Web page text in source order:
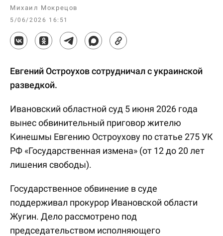
Михаил Мокрецов
5/06/2026 16:51
Евгений Остроухов сотрудничал с украинской
разведкой.
Ивановский областной суд 5 июня 2026 года
вынес обвинительный приговор жителю
Кинешмы Евгению Остроухову по статье 275 УК
РФ «Государственная измена» (от 12 до 20 лет
лишения свободы).
Государственное обвинение в суде
поддерживал прокурор Ивановской области
Жугин. Дело рассмотрено под
председательством исполняющего